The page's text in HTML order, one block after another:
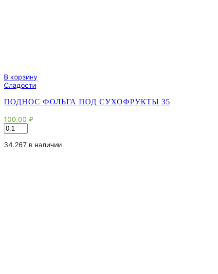
В корзину
Сладости
ПОДНОС ФОЛЬГА ПОД СУХОФРУКТЫ 35
100.00 ₽
Количество
товара
Поднос
34.267 в наличии